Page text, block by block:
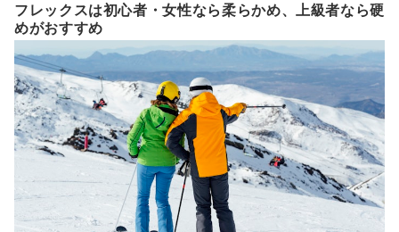
フレックスは初心者・女性なら柔らかめ、上級者なら硬
めがおすすめ